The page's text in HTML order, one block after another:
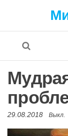
29.08.2018 Выкл.